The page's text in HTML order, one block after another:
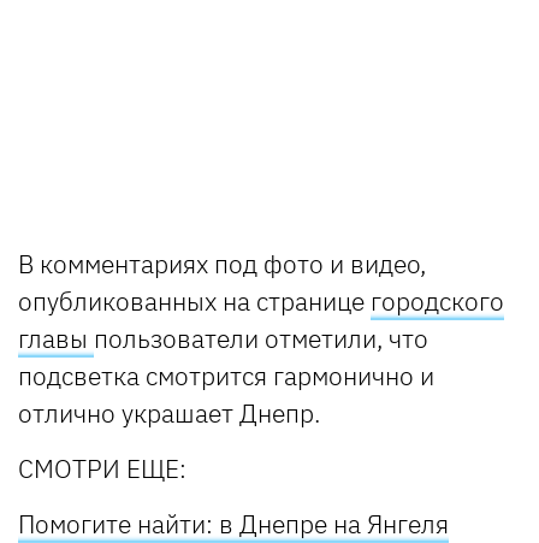
В комментариях под фото и видео,
опубликованных на странице городского
главы пользователи отметили, что
подсветка смотрится гармонично и
отлично украшает Днепр.
СМОТРИ ЕЩЕ:
Помогите найти: в Днепре на Янгеля